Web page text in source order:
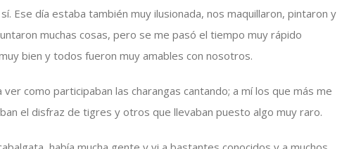
Ese día estaba también muy ilusionada, nos maquillaron, pintaron y
muchas cosas, pero se me pasó el tiempo muy rápido
bien y todos fueron muy amables con nosotros.
como participaban las charangas cantando; a mí los que más me
el disfraz de tigres y otros que llevaban puesto algo muy raro.